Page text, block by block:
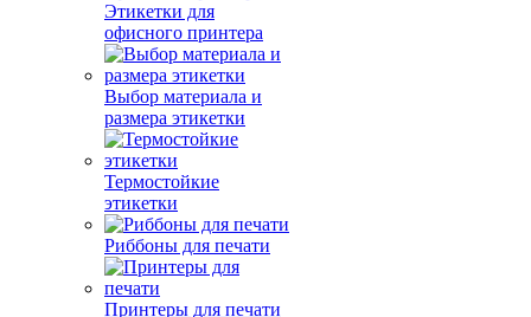
Этикетки для
офисного принтера
Выбор материала и
размера этикетки
Термостойкие
этикетки
Риббоны для печати
Принтеры для печати